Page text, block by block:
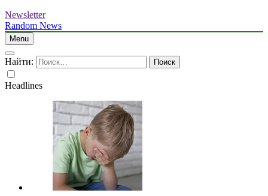
Newsletter
Random News
Menu
Найти:
Headlines